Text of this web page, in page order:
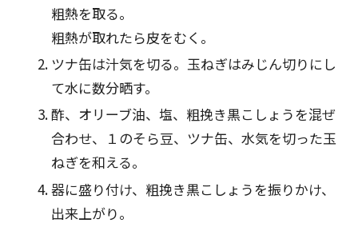
粗熱を取る。
粗熱が取れたら皮をむく。
ツナ缶は汁気を切る。玉ねぎはみじん切りにし
て水に数分晒す。
酢、オリーブ油、塩、粗挽き黒こしょうを混ぜ
合わせ、１のそら豆、ツナ缶、水気を切った玉
ねぎを和える。
器に盛り付け、粗挽き黒こしょうを振りかけ、
出来上がり。